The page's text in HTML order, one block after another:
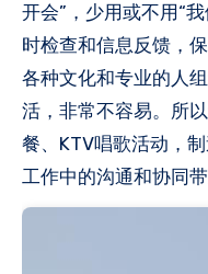
开会”，少用或不用“
时检查和信息反馈，
各种文化和专业的人
活，非常不容易。所
餐、KTV唱歌活动，
工作中的沟通和协同带